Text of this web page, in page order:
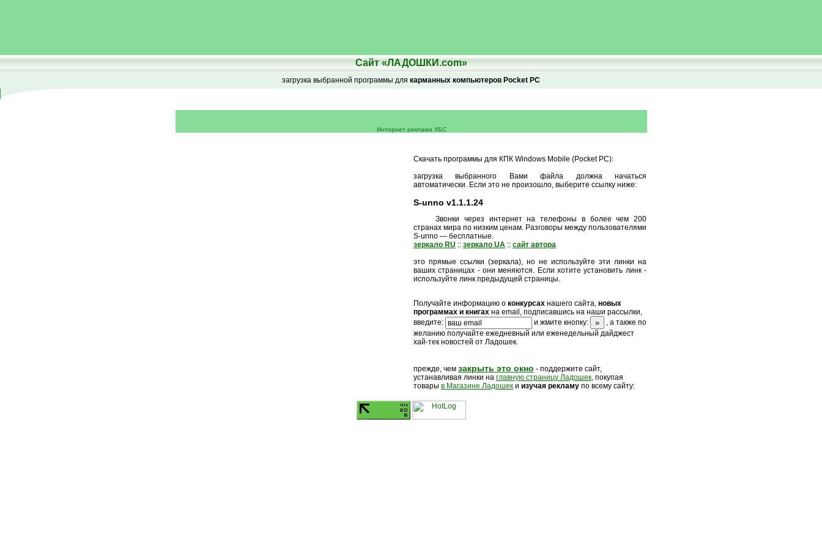
Сайт «ЛАДОШКИ.com»
загрузка выбранной программы для карманных компьютеров Pocket PC
Интернет реклама УБС
Скачать программы для КПК Windows Mobile (Pocket PC):
загрузка выбранного Вами файла должна начаться
автоматически. Если это не произошло, выберите ссылку ниже:
S-unno v1.1.1.24
Звонки через интернет на телефоны в более чем 200
странах мира по низким ценам. Разговоры между пользователями
S-unno — бесплатные.
зеркало RU :: зеркало UA :: сайт автора
это прямые ссылки (зеркала), но не используйте эти линки на
ваших страницах - они меняются. Если хотите установить линк -
используйте линк предыдущей страницы.
Получайте информацию о конкурсах нашего сайта, новых
программах и книгах на email, подписавшись на наши рассылки,
введите:
и жмите кнопку:
, а также по
желанию получайте ежедневный или еженедельный дайджест
хай-тек новостей от Ладошек.
прежде, чем закрыть это окно - поддержите сайт,
устанавливая линки на главную страницу Ладошек, покупая
товары в Магазине Ладошек и изучая рекламу по всему сайту: